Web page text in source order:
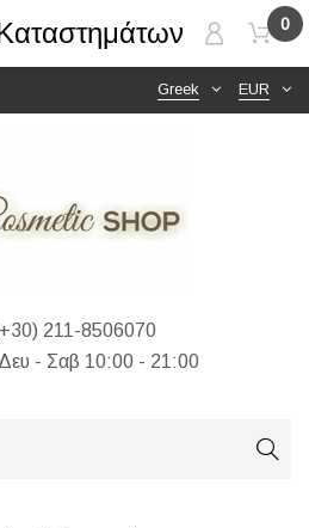
EUR
Greek
211-8506070
- Σαβ 10:00 - 21:00
0